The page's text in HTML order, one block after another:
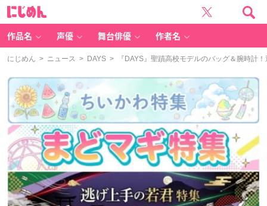
作品名 声優 舞台俳優 作者名
にじめん > ニュース > DAYS > 『DAYS』聖蹟高校モデルのバッグ＆腕時計